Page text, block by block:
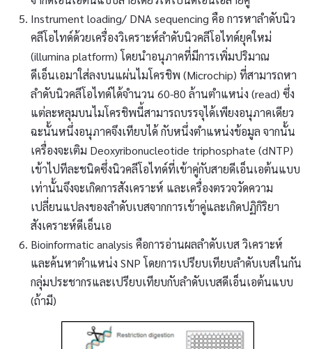
Instrument loading/ DNA sequencing คือ การหาลำดับนิว
คลีโอไทด์ด้วยเครื่องวิเคราะห์ลำดับนิวคลีโอไทด์ยุคใหม่
(illumina platform) โดยนำอนุภาคที่มีการเพิ่มปริมาณ
ดีเอ็นเอมาใส่ลงบนแผ่นไมโครชิพ (Microchip) ที่สามารถหา
ลำดับนิวคลีโอไทด์ได้จำนวน 60-80 ล้านตำแหน่ง (read) ซึ่ง
แต่ละหลุมบนไมโครชิพนี้สามารถบรรจุได้เพียงอนุภาคเดียว
ฉะนั้นหนึ่งอนุภาคจึงเทียบได้ กับหนึ่งตำแหน่งข้อมูล จากนั้น
เครื่องจะเติม Deoxyribonucleotide triphosphate (dNTP)
เข้าไปทีละชนิดซึ่งนิวคลีโอไทด์ที่เข้าคู่กับสายดีเอ็นเอต้นแบบ
เท่านั้นจึงจะเกิดการสังเคราะห์ และเครื่องตรวจวัดความ
เปลี่ยนแปลงของลำดับเบสจากการเข้าคู่และเกิดปฏิกิริยา
สังเคราะห์ดีเอ็นเอ
Bioinformatic analysis คือการอ่านผลลำดับเบส วิเคราะห์
และค้นหาตำแหน่ง SNP โดยการเปรียบเทียบลำดับเบสในกัน
กลุ่มประชากรและเปรียบเทียบกับลำดับเบสดีเอ็นเอต้นแบบ
(ถ้ามี)